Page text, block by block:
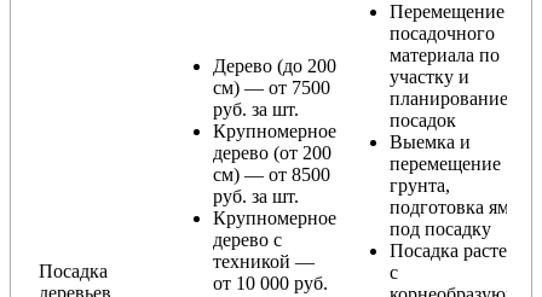
Посадка
Дерево (до 200
см) — от 7500
руб. за шт.
Крупномерное
дерево (от 200
см) — от 8500
руб. за шт.
Крупномерное
дерево с
техникой —
от 10 000 руб.
Перемещение
посадочного
материала по
участку и
планирование
посадок
Выемка и
перемещение
грунта,
подготовка ямы
под посадку
Посадка растения
с